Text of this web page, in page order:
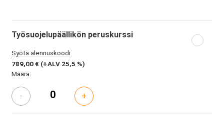
Työsuojelupäällikön peruskurssi
Syötä alennuskoodi
789,00 € (+ALV 25,5 %)
Määrä:
- +